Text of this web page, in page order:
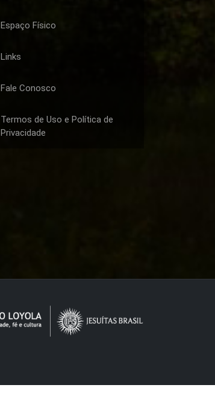
Espaço Físico
Links
Fale Conosco
Termos de Uso e Política de
Privacidade